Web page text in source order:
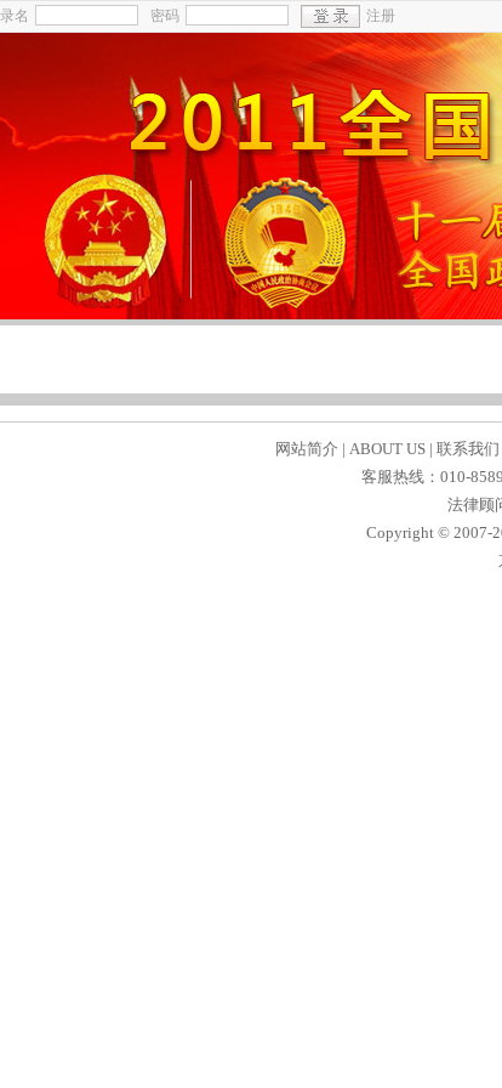
名 密码 注册
网站简介 | ABOUT US | 联系我们
客服热线：010-
法律顾
Copyright © 2007-